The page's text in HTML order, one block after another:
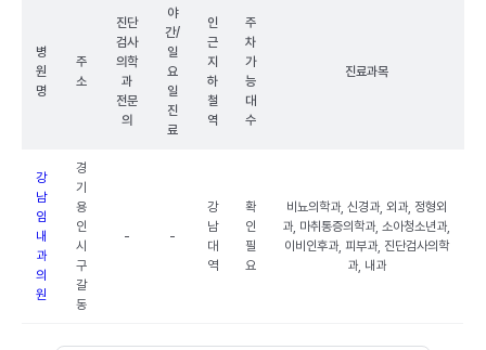
병
원
명
주
소
진단
검사
의학
과
전문
의
야
간/
일
요
일
진
료
인
근
지
하
철
역
주
차
가
능
대
수
진료과목
강
남
임
내
과
의
원
경
기
용
인
시
구
갈
동
- -
강
남
대
역
확
인
필
요
비뇨의학과, 신경과, 외과, 정형외
과, 마취통증의학과, 소아청소년과,
이비인후과, 피부과, 진단검사의학
과, 내과